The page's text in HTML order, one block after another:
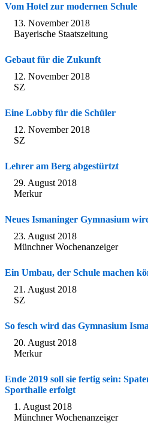
Vom Hotel zur modernen Schule
13. November 2018
Bayerische Staatszeitung
Gebaut für die Zukunft
12. November 2018
SZ
Eine Lobby für die Schüler
12. November 2018
SZ
Lehrer am Berg abgestürtzt
29. August 2018
Merkur
Neues Ismaninger Gymnasium
23. August 2018
Münchner Wochenanzeiger
Ein Umbau, der Schule machen
21. August 2018
SZ
So fesch wird das Gymnasium
20. August 2018
Merkur
Ende 2019 soll sie fertig sein:
Sporthalle erfolgt
1. August 2018
Münchner Wochenanzeiger